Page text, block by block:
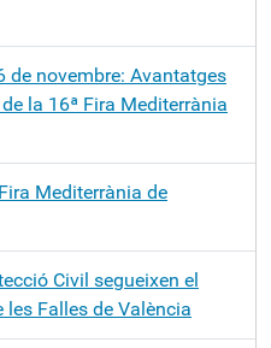
de novembre: Avantatges
la 16ª Fira Mediterrània
Mediterrània de
Civil segueixen el
Falles de València